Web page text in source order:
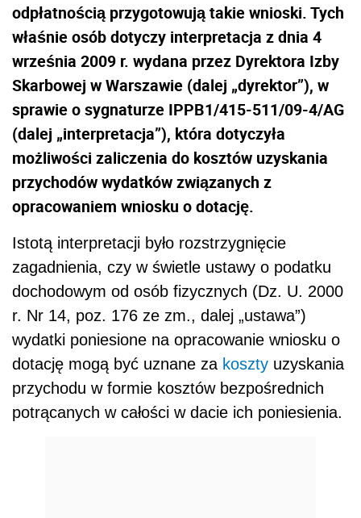
odpłatnością przygotowują takie wnioski. Tych
właśnie osób dotyczy interpretacja z dnia 4
września 2009 r. wydana przez Dyrektora Izby
Skarbowej w Warszawie (dalej „dyrektor”), w
sprawie o sygnaturze IPPB1/415-511/09-4/AG
(dalej „interpretacja”), która dotyczyła
możliwości zaliczenia do kosztów uzyskania
przychodów wydatków związanych z
opracowaniem wniosku o dotację.
Istotą interpretacji było rozstrzygnięcie
zagadnienia, czy w świetle ustawy o podatku
dochodowym od osób fizycznych (Dz. U. 2000
r. Nr 14, poz. 176 ze zm., dalej „ustawa”)
wydatki poniesione na opracowanie wniosku o
dotację mogą być uznane za koszty uzyskania
przychodu w formie kosztów bezpośrednich
potrącanych w całości w dacie ich poniesienia.